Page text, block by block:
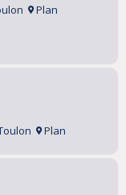
Plan
Plan